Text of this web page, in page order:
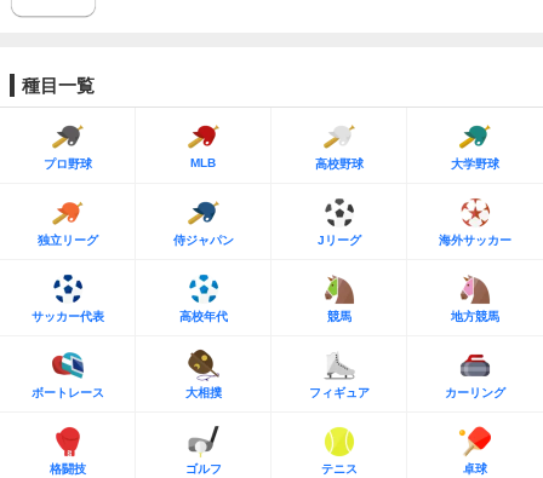
種目一覧
プロ野球 MLB 高校野球 大学野球
独立リーグ 侍ジャパン Jリーグ 海外サッカー
サッカー代表 高校年代 競馬 地方競馬
ボートレース 大相撲 フィギュア カーリング
格闘技 ゴルフ テニス 卓球